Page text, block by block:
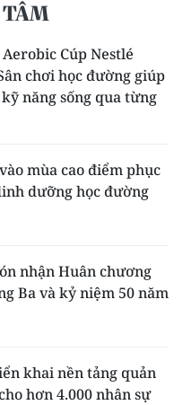
TÂM
Cúp Nestlé
chơi học đường giúp
năng sống qua từng
mùa cao điểm phục
dưỡng học đường
nhận Huân chương
Ba và kỷ niệm 50 năm
khai nền tảng quản
hơn 4.000 nhân sự